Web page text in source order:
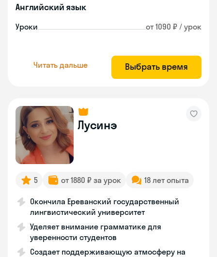
Английский язык
Уроки от 1090 ₽ / урок
Читать дальше Выбрать время
Лусинэ
5 от 1880 ₽ за урок 18 лет опыта
Окончила Ереванский государственный
лингвистический университет
Уделяет внимание грамматике для
уверенности студентов
Создает поддерживающую атмосферу на